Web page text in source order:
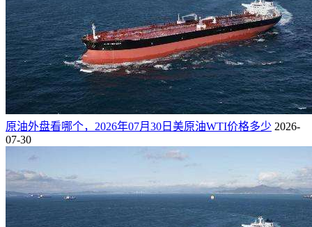
原油外盘看哪个，2026年07月30日美原油WTI价格多少 2026-
07-30